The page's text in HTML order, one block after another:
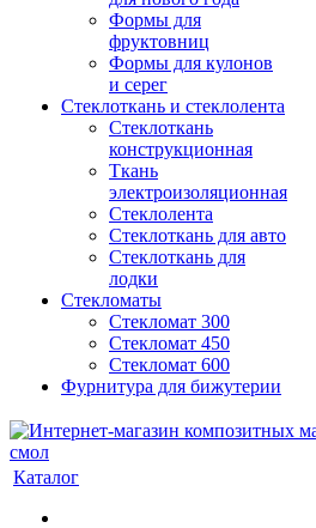
Формы для
фруктовниц
Формы для кулонов
и серег
Стеклоткань и стеклолента
Стеклоткань
конструкционная
Ткань
электроизоляционная
Стеклолента
Стеклоткань для авто
Стеклоткань для
лодки
Стекломаты
Стекломат 300
Стекломат 450
Стекломат 600
Фурнитура для бижутерии
Каталог